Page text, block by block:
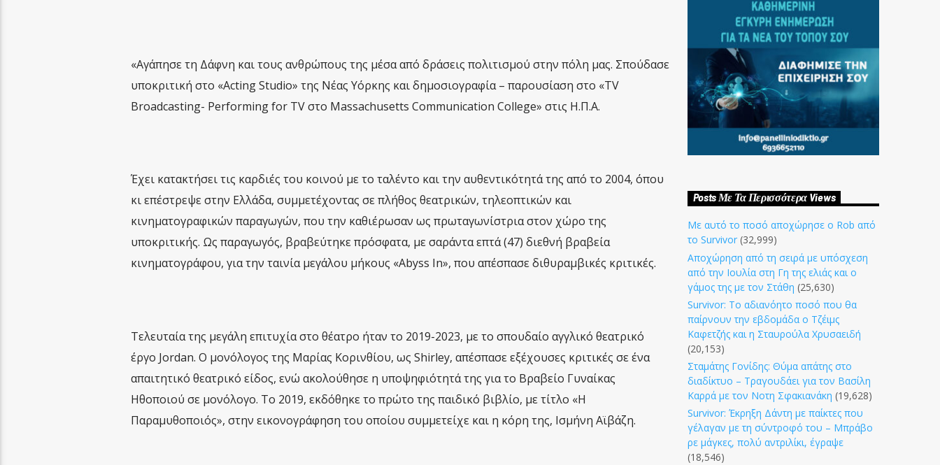
«Αγάπησε τη Δάφνη και τους ανθρώπους της μέσα από δράσεις πολιτισμού στην πόλη μας. Σπούδασε
υποκριτική στο «Acting Studio» της Νέας Υόρκης και δημοσιογραφία – παρουσίαση στο «TV
Broadcasting- Performing for TV στο Massachusetts Communication College» στις Η.Π.Α.
Έχει κατακτήσει τις καρδιές του κοινού με το ταλέντο και την αυθεντικότητά της από το 2004, όπου
κι επέστρεψε στην Ελλάδα, συμμετέχοντας σε πλήθος θεατρικών, τηλεοπτικών και
κινηματογραφικών παραγωγών, που την καθιέρωσαν ως πρωταγωνίστρια στον χώρο της
υποκριτικής. Ως παραγωγός, βραβεύτηκε πρόσφατα, με σαράντα επτά (47) διεθνή βραβεία
κινηματογράφου, για την ταινία μεγάλου μήκους «Abyss In», που απέσπασε διθυραμβικές κριτικές.
Τελευταία της μεγάλη επιτυχία στο θέατρο ήταν το 2019-2023, με το σπουδαίο αγγλικό θεατρικό
έργο Jordan. Ο μονόλογος της Μαρίας Κορινθίου, ως Shirley, απέσπασε εξέχουσες κριτικές σε ένα
απαιτητικό θεατρικό είδος, ενώ ακολούθησε η υποψηφιότητά της για το Βραβείο Γυναίκας
Ηθοποιού σε μονόλογο. Το 2019, εκδόθηκε το πρώτο της παιδικό βιβλίο, με τίτλο «Η
Παραμυθοποιός», στην εικονογράφηση του οποίου συμμετείχε και η κόρη της, Ισμήνη Αϊβάζη.
Posts Με Τα Περισσότερα Views
Με αυτό το ποσό αποχώρησε ο Rob από
το Survivor (32,999)
Αποχώρηση από τη σειρά με υπόσχεση
από την Ιουλία στη Γη της ελιάς και ο
γάμος της με τον Στάθη (25,630)
Survivor: Το αδιανόητο ποσό που θα
παίρνουν την εβδομάδα ο Τζέιμς
Καφετζής και η Σταυρούλα Χρυσαειδή
(20,153)
Σταμάτης Γονίδης: Θύμα απάτης στο
διαδίκτυο – Τραγουδάει για τον Βασίλη
Καρρά με τον Νοτη Σφακιανάκη (19,628)
Survivor: Έκρηξη Δάντη με παίκτες που
γέλαγαν με τη σύντροφό του – Μπράβο
ρε μάγκες, πολύ αντριλίκι, έγραψε
(18,546)